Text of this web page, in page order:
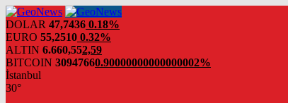
DOLAR 47,7436 0.18%
EURO 55,2510 0.32%
ALTIN 6.660,552,59
BITCOIN 30947660.90000000000000002%
İstanbul
30°